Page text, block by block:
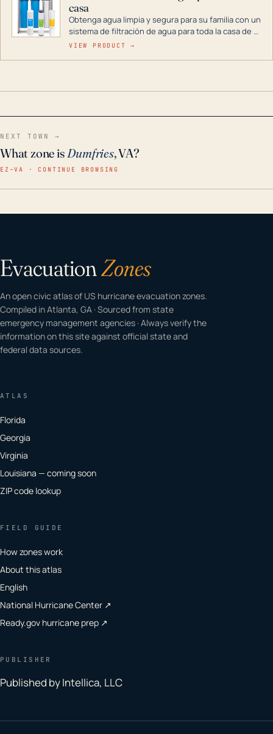
casa
Obtenga agua limpia y segura para su familia con un
sistema de filtración de agua para toda la casa de 3
etapas. La tecnología avanzada de este filtro
en situaciones de emergencia.
VIEW PRODUCT →
NEXT TOWN →
What zone isDumfries, VA?
EZ–VA · CONTINUE BROWSING
EvacuationZones
An open civic atlas of US hurricane evacuation zones.
Compiled in Atlanta, GA · Sourced from state
emergency management agencies · Always verify the
information on this site against official state and
federal data sources.
ATLAS
Florida
Georgia
Virginia
Louisiana — coming soon
ZIP code lookup
FIELD GUIDE
How zones work
About this atlas
English
National Hurricane Center ↗
Ready.gov hurricane prep ↗
PUBLISHER
Published by Intellica, LLC